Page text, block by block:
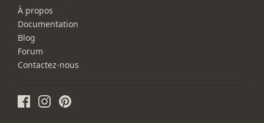
À propos
Documentation
Blog
Forum
Contactez-nous